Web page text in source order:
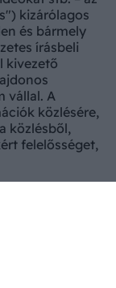
kizárólagos
és bármely
írásbeli
kivezető
vállal. A
közlésére,
közlésből,
felelősséget,